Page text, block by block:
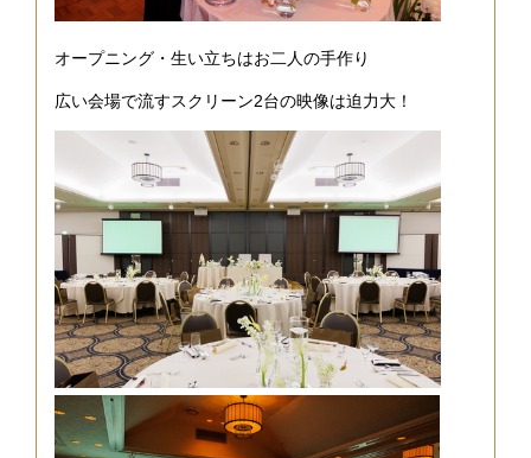
オープニング・生い立ちはお二人の手作り
広い会場で流すスクリーン2台の映像は迫力大！